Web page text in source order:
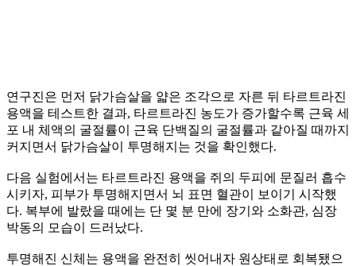
연구진은 먼저 닭가슴살을 얇은 조각으로 자른 뒤 타르트라진
용액을 테스트한 결과, 타르트라진 농도가 증가할수록 근육 세
포 내 체액의 굴절률이 근육 단백질의 굴절률과 같아질 때까지
커지면서 닭가슴살이 투명해지는 것을 확인했다.
다음 실험에서는 타르트라진 용액을 쥐의 두피에 문질러 흡수
시키자, 피부가 투명해지면서 뇌 표면 혈관이 보이기 시작했
다. 복부에 발랐을 때에는 단 몇 분 만에 장기와 소화관, 심장
박동의 모습이 드러났다.
투명해진 신체는 용액을 완전히 씻어내자 원상태로 회복됐으